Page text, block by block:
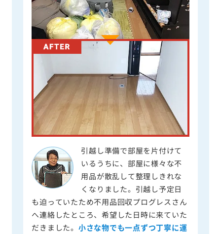
引越し準備で部屋を片付けて
いるうちに、部屋に様々な不
用品が散乱して整理しきれな
くなりました。引越し予定日
も迫っていたため不用品回収プログレスさん
へ連絡したところ、希望した日時に来ていた
だきました。 小さな物でも一点ずつ丁寧に運